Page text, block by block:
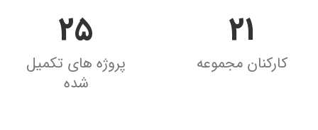
21
کارکنان مجموعه
25
پروژه های تکمیل
شده